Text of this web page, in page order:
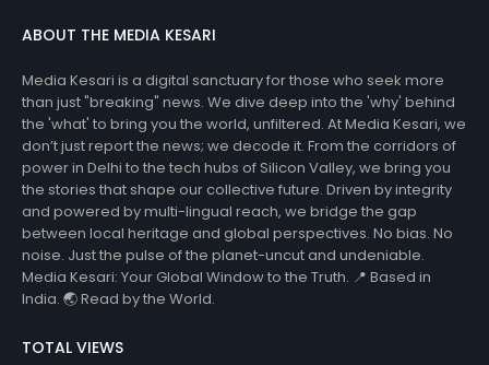
ABOUT THE MEDIA KESARI
Media Kesari is a digital sanctuary for those who seek more
than just "breaking" news. We dive deep into the 'why' behind
the 'what' to bring you the world, unfiltered. At Media Kesari, we
don’t just report the news; we decode it. From the corridors of
power in Delhi to the tech hubs of Silicon Valley, we bring you
the stories that shape our collective future. Driven by integrity
and powered by multi-lingual reach, we bridge the gap
between local heritage and global perspectives. No bias. No
noise. Just the pulse of the planet-uncut and undeniable.
Media Kesari: Your Global Window to the Truth. 📍 Based in
India. 🌏 Read by the World.
TOTAL VIEWS